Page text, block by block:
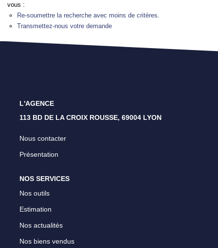
NOS SECTEURS
CONTACT
vous :
Re-soumettre la recherche avec moins de critères.
Transmettez-nous votre demande
L'AGENCE
113 BD DE LA CROIX ROUSSE, 69004 LYON
Nous contacter
Présentation
NOS SERVICES
Nos outils
Estimation
Nos actualités
Nos biens vendus